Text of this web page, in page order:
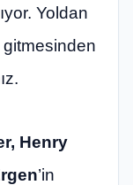
Yoldan
gitmesinden
Henry
’in